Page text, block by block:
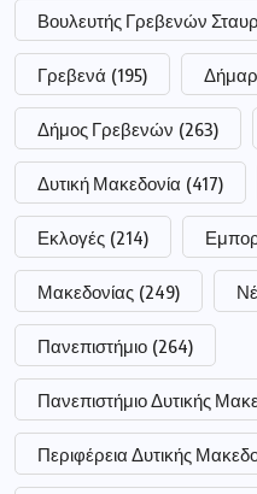
Βουλευτής Γρεβενών
Γρεβενά (195)
Δήμος Γρεβενών (263)
Δυτική Μακεδονία (417)
Εκλογές (214)
Μακεδονίας (249)
Πανεπιστήμιο (264)
Πανεπιστήμιο Δυτικής
Περιφέρεια Δυτικής